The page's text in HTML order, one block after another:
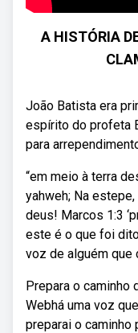
A HISTÓRIA
João Batista era
espírito do profeta
para
“em meio à terra
yahweh; Na
deus! Marcos 1:3
este é o que foi
voz de alguém que
Prepara o caminho
Webhá uma voz
preparai o caminho